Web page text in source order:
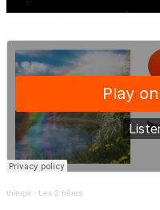
thiergir · Les 2 frêres